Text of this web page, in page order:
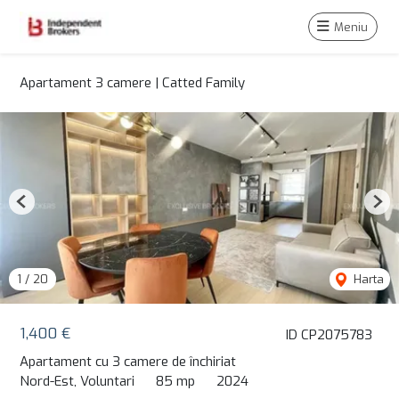
Meniu
Apartament 3 camere | Catted Family
ID CP2075783
1,400 €
Apartament cu 3 camere de închiriat
Nord-Est, Voluntari
85 mp 2024
1 / 20 Harta
Previous